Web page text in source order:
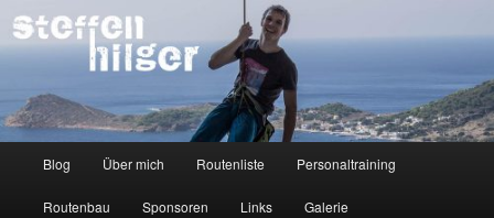
Zum
Inhalt
wechseln
Zum
sekundären
Inhalt
Steffen Hilger
Blog Über mich Routenliste Personaltraining
Routenbau Sponsoren Links Galerie